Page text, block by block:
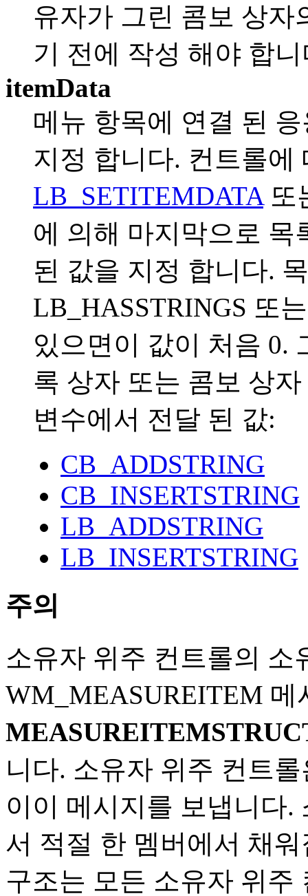
유자가 그린 콤보 상자
기 전에 작성 해야 합니
itemData
메뉴 항목에 연결 된
지정 합니다. 컨트롤에
LB_SETITEMDATA또
에 의해 마지막으로 목
된 값을 지정 합니다.
LB_HASSTRINGS 또
있으면이 값이 처음 0.
록 상자 또는 콤보 상
변수에서 전달 된 값:
CB_ADDSTRING
CB_INSERTSTRING
LB_ADDSTRING
LB_INSERTSTRING
주의
소유자 위주 컨트롤의 소
WM_MEASUREITEM
니다. 소유자 위주 컨트
이이 메시지를 보냅니다.
서 적절 한 멤버에서 채
구조는 모든 소유자 위주